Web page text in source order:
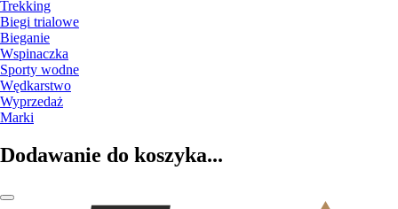
Trekking
Biegi trialowe
Bieganie
Wspinaczka
Sporty wodne
Wędkarstwo
Wyprzedaż
Marki
Dodawanie do koszyka...